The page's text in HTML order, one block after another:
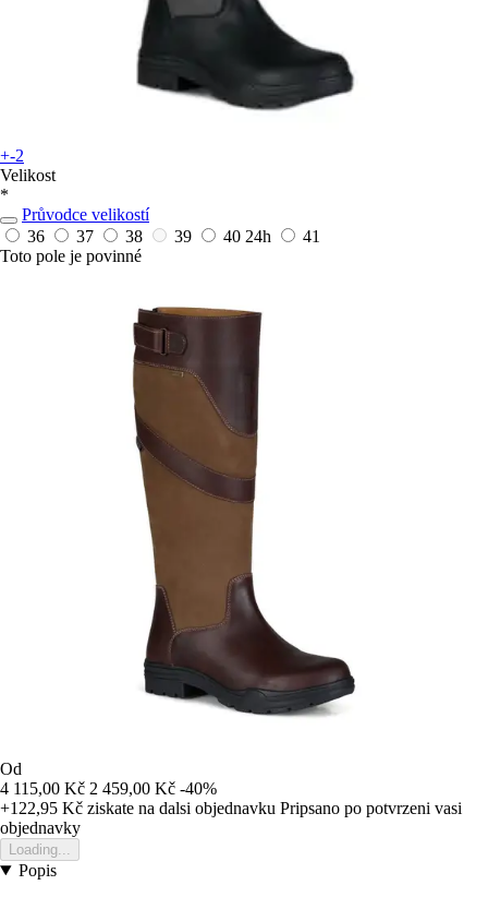
+-2
Velikost
*
Průvodce velikostí
36
37 38 39 40 24h
41
Toto pole je povinné
Od
4 115,00 Kč 2 459,00 Kč -40%
+122,95 Kč ziskate na dalsi objednavku Pripsano po potvrzeni vasi
objednavky
Loading...
Popis